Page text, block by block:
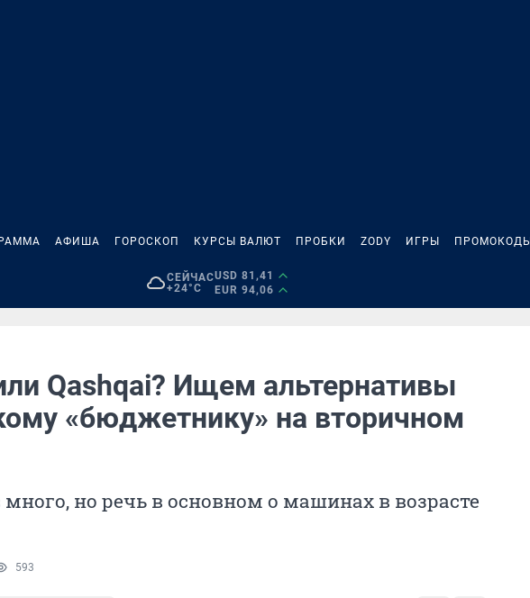
АФИША ГОРОСКОП КУРСЫ ВАЛЮТ ПРОБКИ ZODY ИГРЫ ПРОМОКОДЫ
СЕЙЧАС
+24°C
USD 81,41
EUR 94,06
Qashqai? Ищем альтернативы
«бюджетнику» на вторичном
но речь в основном о машинах в возрасте
593